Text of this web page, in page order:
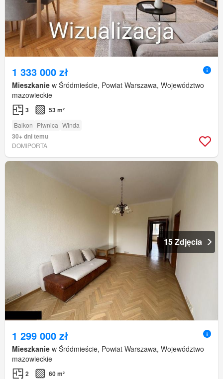
1 333 000 zł
Mieszkanie w Śródmieście, Powiat Warszawa, Województwo
mazowieckie
3 53 m²
Balkon Piwnica Winda
30+ dni temu
DOMIPORTA
15 Zdjęcia
1 299 000 zł
Mieszkanie w Śródmieście, Powiat Warszawa, Województwo
mazowieckie
2 60 m²